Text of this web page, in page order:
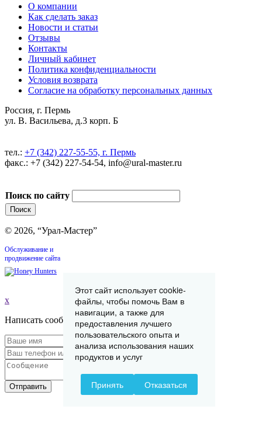
О компании
Как сделать заказ
Новости и статьи
Отзывы
Контакты
Личный кабинет
Политика конфиденциальности
Условия возврата
Согласие на обработку персональных данных
Россия, г. Пермь
ул. В. Васильева, д.3 корп. Б
тел.: +7 (342) 227-55-55, г. Пермь
факс.: +7 (342) 227-54-54, info@ural-master.ru
Поиск по сайту
© 2026, “Урал-Мастер”
Обслуживание и
продвижение сайта
x
Написать сообщение
Отправить
Этот сайт использует cookie-
файлы, чтобы помочь Вам в
навигации, а также для
предоставления лучшего
пользовательского опыта и
анализа использования наших
продуктов и услуг
Принять Отказаться